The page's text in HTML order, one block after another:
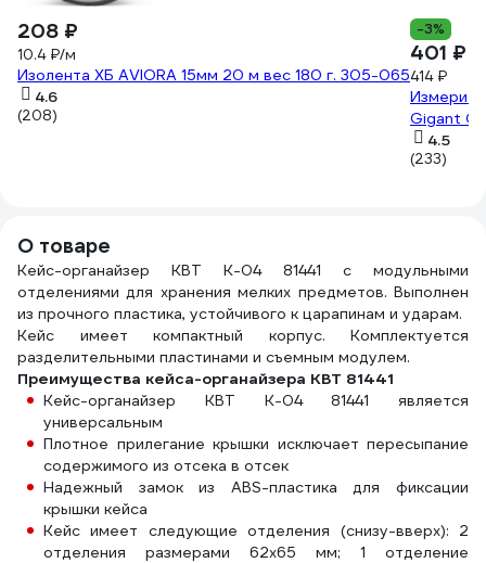
208 ₽
10.4 ₽/м
Изолента ХБ AVIORA 15мм 20 м вес 180 г. 305-065
4.6
(208)
-3%
401 ₽
414 ₽
Gigant
4.5
(233)
О товаре
Кейс-органайзер КВТ К-04 81441 с модульными
отделениями для хранения мелких предметов. Выполнен
из прочного пластика, устойчивого к царапинам и ударам.
Кейс имеет компактный корпус. Комплектуется
разделительными пластинами и съемным модулем.
Преимущества кейса-органайзера КВТ 81441
Кейс-органайзер КВТ К-04 81441 является
универсальным
Плотное прилегание крышки исключает пересыпание
содержимого из отсека в отсек
Надежный замок из ABS-пластика для фиксации
крышки кейса
Кейс имеет следующие отделения (снизу-вверх): 2
отделения размерами 62х65 мм; 1 отделение